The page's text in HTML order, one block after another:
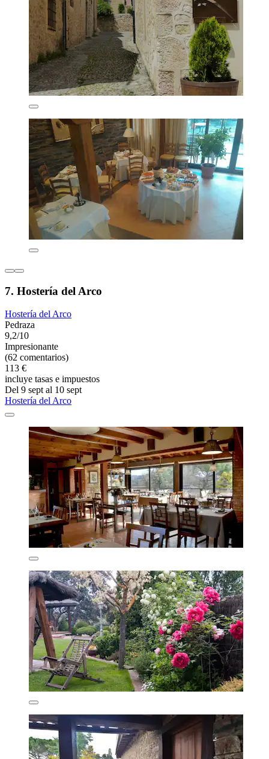
7. Hostería del Arco
Hostería del Arco
Pedraza
9,2/10
Impresionante
(62 comentarios)
113 €
incluye tasas e impuestos
Del 9 sept al 10 sept
Hostería del Arco